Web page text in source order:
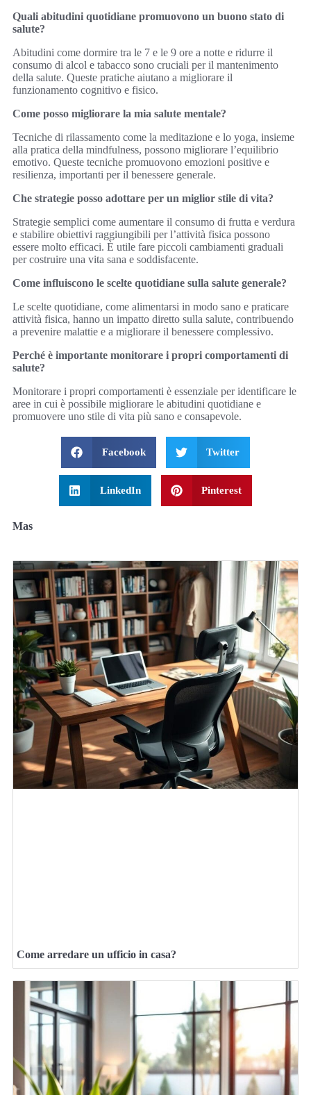
Quali abitudini quotidiane promuovono un buono stato di
salute?
Abitudini come dormire tra le 7 e le 9 ore a notte e ridurre il
consumo di alcol e tabacco sono cruciali per il mantenimento
della salute. Queste pratiche aiutano a migliorare il
funzionamento cognitivo e fisico.
Come posso migliorare la mia salute mentale?
Tecniche di rilassamento come la meditazione e lo yoga, insieme
alla pratica della mindfulness, possono migliorare l’equilibrio
emotivo. Queste tecniche promuovono emozioni positive e
resilienza, importanti per il benessere generale.
Che strategie posso adottare per un miglior stile di vita?
Strategie semplici come aumentare il consumo di frutta e verdura
e stabilire obiettivi raggiungibili per l’attività fisica possono
essere molto efficaci. È utile fare piccoli cambiamenti graduali
per costruire una vita sana e soddisfacente.
Come influiscono le scelte quotidiane sulla salute generale?
Le scelte quotidiane, come alimentarsi in modo sano e praticare
attività fisica, hanno un impatto diretto sulla salute, contribuendo
a prevenire malattie e a migliorare il benessere complessivo.
Perché è importante monitorare i propri comportamenti di
salute?
Monitorare i propri comportamenti è essenziale per identificare le
aree in cui è possibile migliorare le abitudini quotidiane e
promuovere uno stile di vita più sano e consapevole.
Facebook Twitter
LinkedIn Pinterest
Mas
Come arredare un ufficio in casa?